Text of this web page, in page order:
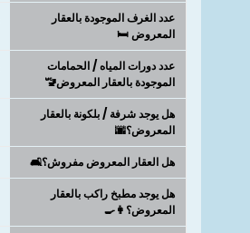
عدد الغرف الموجودة بالعقار
المعروض 🛏️
عدد دورات المياه / الحمامات
الموجودة بالعقار المعروض🚾
هل يوجد شرفة / بلكونة بالعقار
المعروض؟🌆
هل العقار المعروض مفروش؟🛋️
هل يوجد مطبخ راكب بالعقار
المعروض؟👩‍🍳